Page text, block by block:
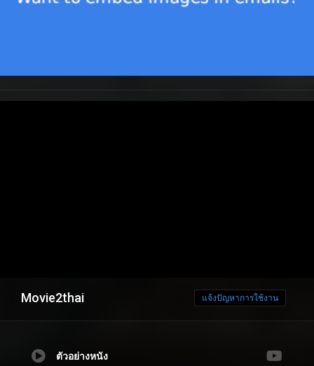
Movie2thai แจ้งปัญหาการใช้งาน
ตัวอย่างหนัง